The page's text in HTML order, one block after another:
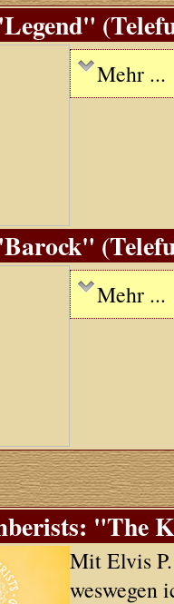
Mehr ...
Mehr ...
"The
Mit Elvis
weswegen